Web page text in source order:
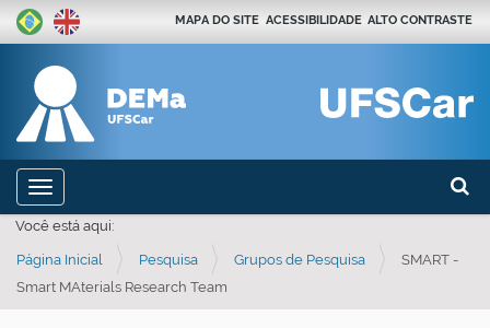
Busca
MAPA DO SITE ACESSIBILIDADE ALTO CONTRASTE
Toggle navigation
Você está aqui:
Página Inicial Pesquisa Grupos de Pesquisa
SMART -
Smart MAterials Research Team